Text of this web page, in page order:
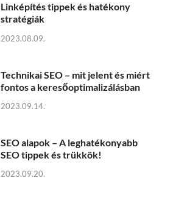
Linképítés tippek és hatékony
stratégiák
2023.08.09.
Technikai SEO – mit jelent és miért
fontos a keresőoptimalizálásban
2023.09.14.
SEO alapok – A leghatékonyabb
SEO tippek és trükkök!
2023.09.20.